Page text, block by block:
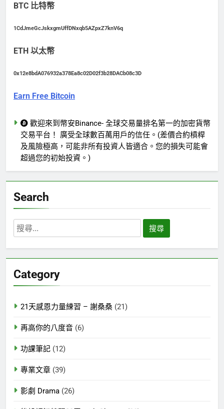
BTC 比特幣
1CdJmeGcJskxgmUffDNxqb5AZpxZ7knV6q
ETH 以太幣
0x12e8bdA076932a378Ea8c02D02f3b28DACb08c3D
Earn Free Bitcoin
歡迎來到幣安Binance- 全球交易量排名第一的加密貨幣
交易平台！ 廣受全球數百萬用戶的信任。(差價合約槓桿
及風險極高，可能非所有投資人皆適合。您的損失可能會
超過您的初始投資。)
Search
搜
尋
字:
Category
21天感恩力量練習 – 謝桑桑 (21)
再高你的八度音 (6)
功課筆記 (12)
專業文章 (39)
影劇 Drama (26)